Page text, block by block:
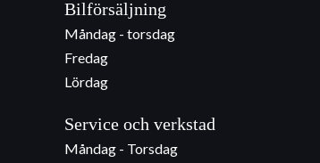
Bilförsäljning
Måndag - torsdag
Fredag
Lördag
Service och verkstad
Måndag - Torsdag